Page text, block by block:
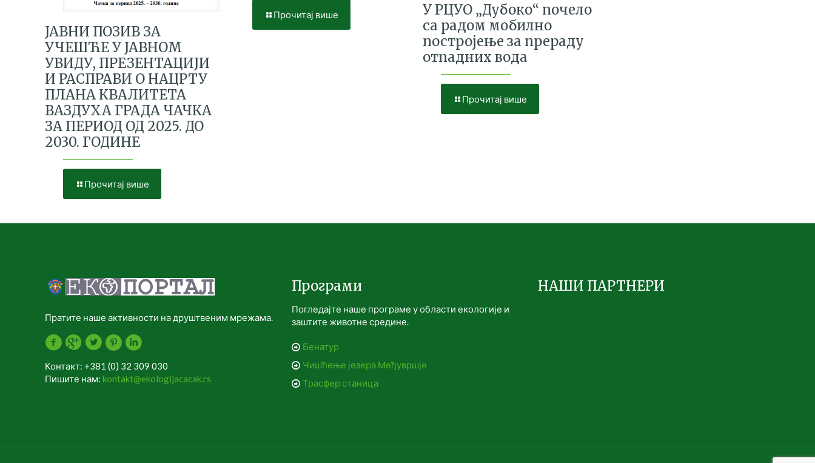
ЈАВНИ ПОЗИВ ЗА
УЧЕШЋЕ У ЈАВНОМ
УВИДУ, ПРЕЗЕНТАЦИЈИ
И РАСПРАВИ О НАЦРТУ
ПЛАНА КВАЛИТЕТА
ВАЗДУХА ГРАДА ЧАЧКА
ЗА ПЕРИОД ОД 2025. ДО
2030. ГОДИНЕ
Прочитај више
Прочитај више
У РЦУО „Дубоко“ почело
са радом мобилно
постројење за прераду
отпадних вода
Прочитај више
Пратите наше активности на друштвеним мрежама.
Контакт: +381 (0) 32 309 030
Пишите нам: kontakt@ekologijacacak.rs
Програми
Погледајте наше програме у области екологије и
заштите животне средине.
Бенатур
Чишћење језера Међувршје
Трасфер станица
НАШИ ПАРТНЕРИ